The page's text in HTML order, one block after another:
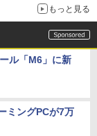
もっと見る
ル「M6」に新
ミングPCが7万